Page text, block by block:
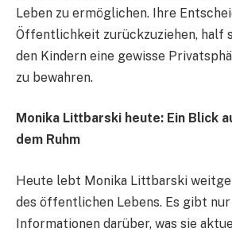
Leben zu ermöglichen. Ihre
Öffentlichkeit zurückzuziehen, half
den Kindern eine gewisse
zu bewahren.
Monika Littbarski heute: Ein Blick
dem Ruhm
Heute lebt Monika Littbarski
des öffentlichen Lebens. Es gibt
Informationen darüber, was sie